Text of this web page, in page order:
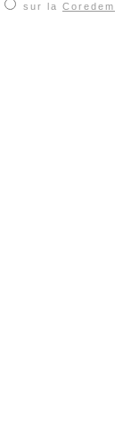
sur la Coredem